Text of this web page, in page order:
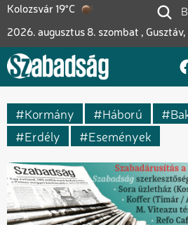
Ugrás
tartalomra
Kolozsvár 19°C
2026. augusztus 8. szombat ,
Kormány Háború
Erdély
Események